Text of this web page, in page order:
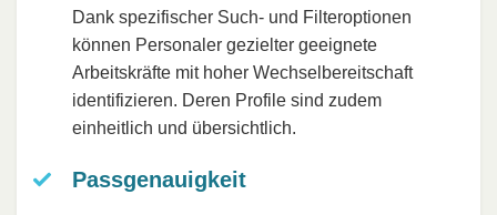
Dank spezifischer Such- und Filteroptionen
können Personaler gezielter geeignete
Arbeitskräfte mit hoher Wechselbereitschaft
identifizieren. Deren Profile sind zudem
einheitlich und übersichtlich.
Passgenauigkeit